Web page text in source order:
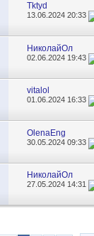
Tktyd
13.06.202420:33
НиколайОл
02.06.2024 19:43
vitalol
01.06.2024 16:33
OlenaEng
30.05.202409:33
НиколайОл
27.05.2024 14:31